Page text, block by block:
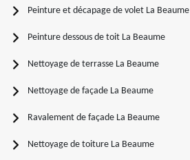
Peinture et décapage de volet La Beaume
Peinture dessous de toit La Beaume
Nettoyage de terrasse La Beaume
Nettoyage de façade La Beaume
Ravalement de façade La Beaume
Nettoyage de toiture La Beaume